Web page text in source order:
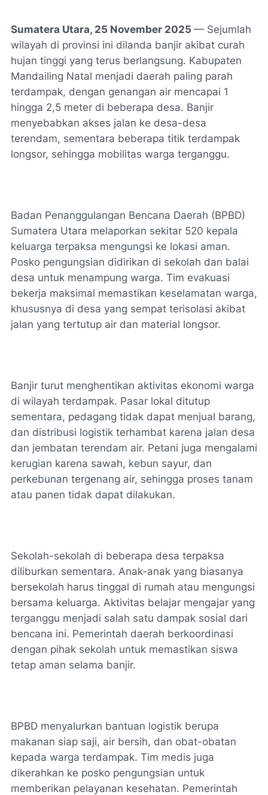
Sumatera Utara, 25 November 2025 — Sejumlah
wilayah di provinsi ini dilanda banjir akibat curah
hujan tinggi yang terus berlangsung. Kabupaten
Mandailing Natal menjadi daerah paling parah
terdampak, dengan genangan air mencapai 1
hingga 2,5 meter di beberapa desa. Banjir
menyebabkan akses jalan ke desa-desa
terendam, sementara beberapa titik terdampak
longsor, sehingga mobilitas warga terganggu.
Badan Penanggulangan Bencana Daerah (BPBD)
Sumatera Utara melaporkan sekitar 520 kepala
keluarga terpaksa mengungsi ke lokasi aman.
Posko pengungsian didirikan di sekolah dan balai
desa untuk menampung warga. Tim evakuasi
bekerja maksimal memastikan keselamatan warga,
khususnya di desa yang sempat terisolasi akibat
jalan yang tertutup air dan material longsor.
Banjir turut menghentikan aktivitas ekonomi warga
di wilayah terdampak. Pasar lokal ditutup
sementara, pedagang tidak dapat menjual barang,
dan distribusi logistik terhambat karena jalan desa
dan jembatan terendam air. Petani juga mengalami
kerugian karena sawah, kebun sayur, dan
perkebunan tergenang air, sehingga proses tanam
atau panen tidak dapat dilakukan.
Sekolah-sekolah di beberapa desa terpaksa
diliburkan sementara. Anak-anak yang biasanya
bersekolah harus tinggal di rumah atau mengungsi
bersama keluarga. Aktivitas belajar mengajar yang
terganggu menjadi salah satu dampak sosial dari
bencana ini. Pemerintah daerah berkoordinasi
dengan pihak sekolah untuk memastikan siswa
tetap aman selama banjir.
BPBD menyalurkan bantuan logistik berupa
makanan siap saji, air bersih, dan obat-obatan
kepada warga terdampak. Tim medis juga
dikerahkan ke posko pengungsian untuk
memberikan pelayanan kesehatan. Pemerintah